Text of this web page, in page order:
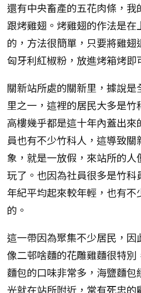
還有中央畜產的五花肉條，我
跟烤雞翅。烤雞翅的作法是在
的，方法很簡單，只要將雞
匈牙利紅椒粉，放進烤箱烤即
關新站所處的關新里，據說是
里之一，這裡的居民大多是竹
高樓幾乎都是這十年內蓋出
員也有不少竹科人，這導致關
象，就是一放假，來站所的人
玩了。也因為社員很多是竹科
年紀平均起來較年輕，也有不
的。
這一帶因為聚集不少居民，因
像二邨啥麵的花雕雞麵很特別
麵包的口味非常多，海鹽麵包
光就在站所附近，常有死忠的